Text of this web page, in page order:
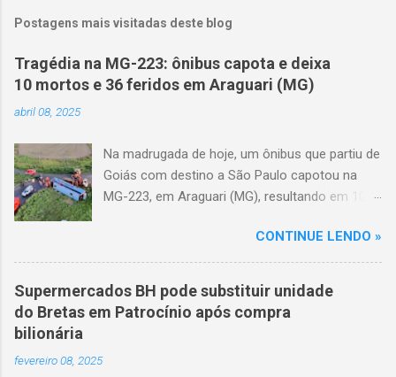
Postagens mais visitadas deste blog
Tragédia na MG-223: ônibus capota e deixa
10 mortos e 36 feridos em Araguari (MG)
abril 08, 2025
Na madrugada de hoje, um ônibus que partiu de
Goiás com destino a São Paulo capotou na
MG-223, em Araguari (MG), resultando em 10
volta das 3h40, próximo ao trevo de Queixinho,
quando o motorista perdeu o controle do
veículo, atravessou o canteiro central e
capotou em uma alça de acesso. Entre as
vítimas fatais, há duas crianças de
CONTINUE LENDO »
Supermercados BH pode substituir unidade
do Bretas em Patrocínio após compra
bilionária
fevereiro 08, 2025